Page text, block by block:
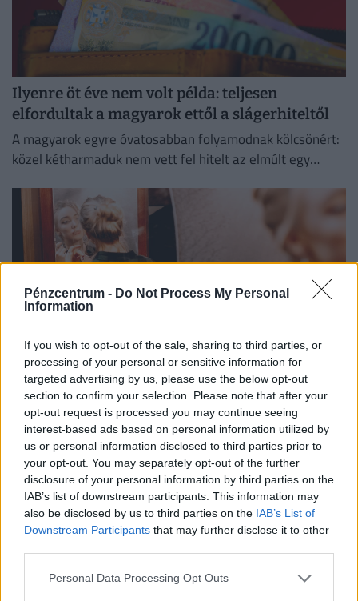
Pénzcentrum - Do Not Process My Personal
Information
If you wish to opt-out of the sale, sharing to third parties, or
processing of your personal or sensitive information for
targeted advertising by us, please use the below opt-out
section to confirm your selection. Please note that after your
opt-out request is processed you may continue seeing
interest-based ads based on personal information utilized by
us or personal information disclosed to third parties prior to
your opt-out. You may separately opt-out of the further
disclosure of your personal information by third parties on the
IAB’s list of downstream participants. This information may
also be disclosed by us to third parties on the IAB’s List of
Downstream Participants that may further disclose it to other
Personal Data Processing Opt Outs
Ilyenre öt éve nem volt példa: teljesen
elfordultak a magyarok ettől a slágerhiteltől
A magyarok egyre óvatosabban folyamodnak kölcsönért:
közel kétharmaduk nem vett fel hitelt az elmúlt egy
Kegyetlen hidegzuhany érheti a magyar
lakáshiteleseket: rengeteg család kaphat nem
várt levelet a bankjától
Csaknem öt év után véget érhet az intézkedés, amely
több mint 200 ezer lakáshiteles törlesztőrészletének
emelkedését akadályozta meg.